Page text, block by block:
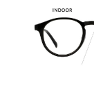
※柄や色味の出方
Zoff｜GDC 特設ペ
日または
きます。
※保証期間内
延長されませ
談ください。